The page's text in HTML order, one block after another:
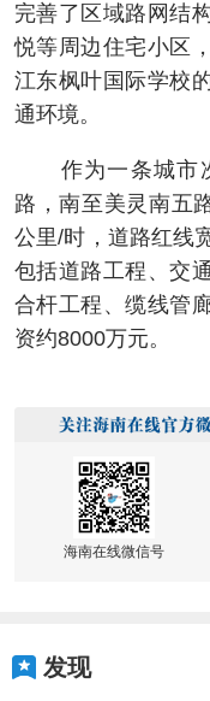
完善了区域路网结
悦等周边住宅小区
江东枫叶国际学校
通环境。
作为一条城市次
路，南至美灵南五
公里/时，道路红线
包括道路工程、交
合杆工程、缆线管
资约8000万元。
海南在线微信号
发现